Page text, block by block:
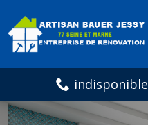
indisponible